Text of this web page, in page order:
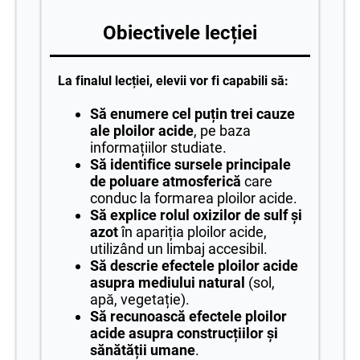
Obiectivele lecției
La finalul lecției, elevii vor fi capabili să:
Să enumere cel puțin trei cauze
ale ploilor acide, pe baza
informațiilor studiate.
Să identifice sursele principale
de poluare atmosferică care
conduc la formarea ploilor acide.
Să explice rolul oxizilor de sulf și
azotîn apariția ploilor acide,
utilizând un limbaj accesibil.
Să descrie efectele ploilor acide
asupra mediului natural (sol,
apă, vegetație).
Să recunoască efectele ploilor
acide asupra construcțiilor și
sănătății umane.